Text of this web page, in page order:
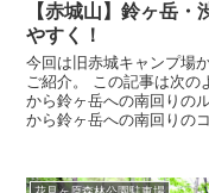
【赤城山】鈴ヶ岳
やすく！
今回は旧赤城キャンプ場
ご紹介。 この記事は次の
から鈴ヶ岳への南回りの
から鈴ヶ岳への南回りの